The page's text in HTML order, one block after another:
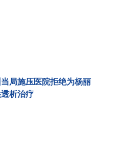
局施压医院拒绝为杨丽
析治疗